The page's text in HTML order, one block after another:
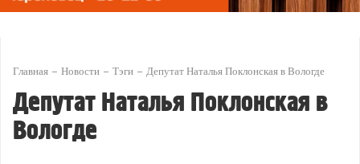
Главная Новости Тэги Депутат Наталья Поклонская в Вологде
Депутат Наталья Поклонская в
Вологде